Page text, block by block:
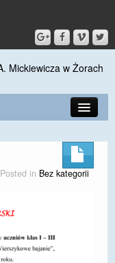
Posted in Bez kategorii